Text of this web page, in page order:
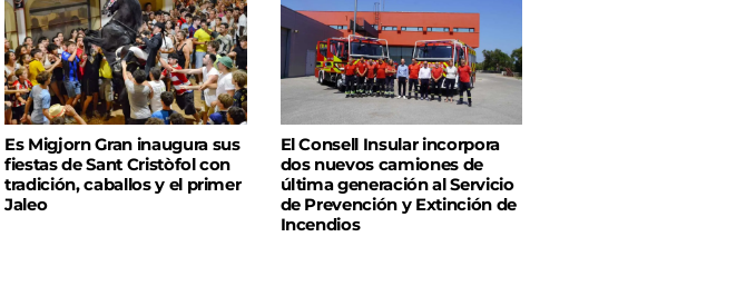
Es Migjorn Gran inaugura sus
fiestas de Sant Cristòfol con
tradición, caballos y el primer
Jaleo
El Consell Insular incorpora
dos nuevos camiones de
última generación al Servicio
de Prevención y Extinción de
Incendios